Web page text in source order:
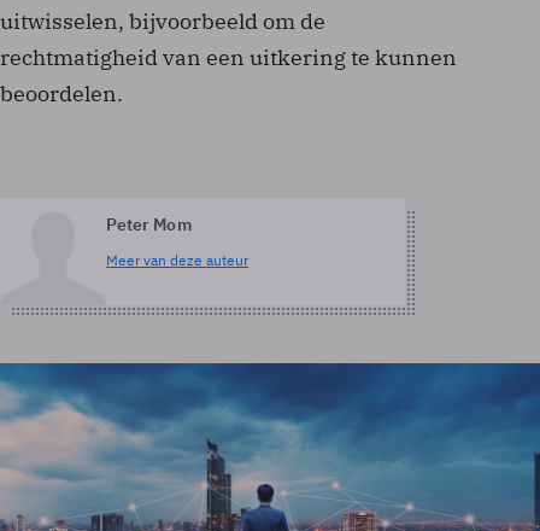
uitwisselen, bijvoorbeeld om de
rechtmatigheid van een uitkering te kunnen
beoordelen.
Peter Mom
Meer van deze auteur